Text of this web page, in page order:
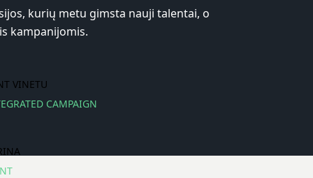
kurių metu gimsta nauji talentai, o
kampanijomis.
VINETU
CAMPAIGN